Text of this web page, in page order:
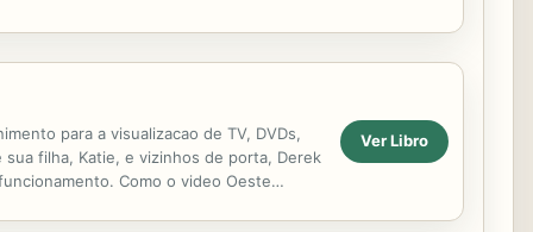
para a visualizacao de TV, DVDs,
filha, Katie, e vizinhos de porta, Derek
Como o video Oeste
Ver Libro